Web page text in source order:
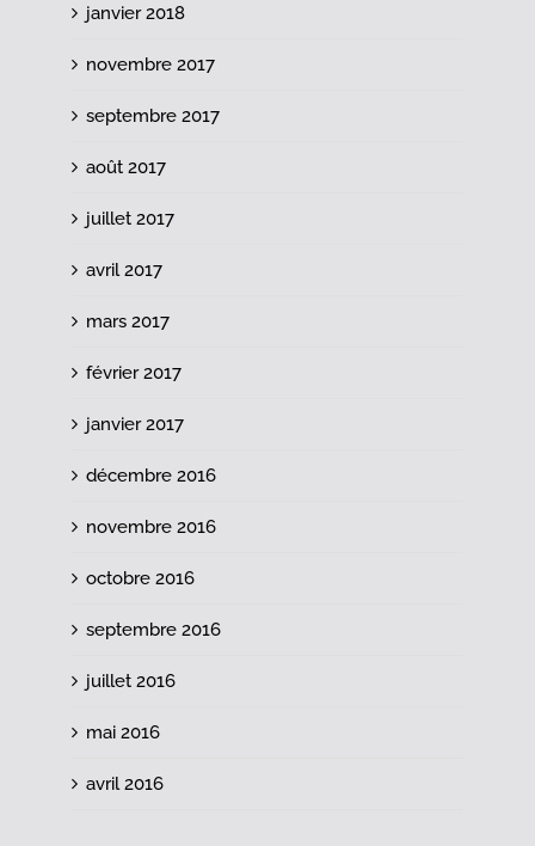
janvier 2018
novembre 2017
septembre 2017
août 2017
juillet 2017
avril 2017
mars 2017
février 2017
janvier 2017
décembre 2016
novembre 2016
octobre 2016
septembre 2016
juillet 2016
mai 2016
avril 2016